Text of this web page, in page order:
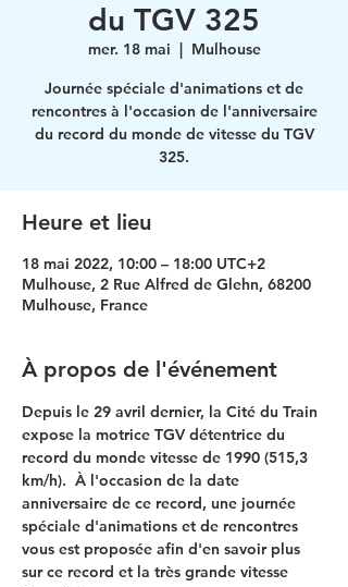
du TGV 325
mer. 18 mai
  |
Mulhouse
Journée spéciale d'animations et de
rencontres à l'occasion de l'anniversaire
du record du monde de vitesse du TGV
325.
Heure et lieu
18 mai 2022, 10:00 – 18:00 UTC+2
Mulhouse, 2 Rue Alfred de Glehn, 68200
Mulhouse, France
À propos de l'événement
Depuis le 29 avril dernier, la Cité du Train
expose la motrice TGV détentrice du
record du monde vitesse de 1990 (515,3
km/h).  À l'occasion de la date
anniversaire de ce record, une journée
spéciale d'animations et de rencontres
vous est proposée afin d'en savoir plus
sur ce record et la très grande vitesse